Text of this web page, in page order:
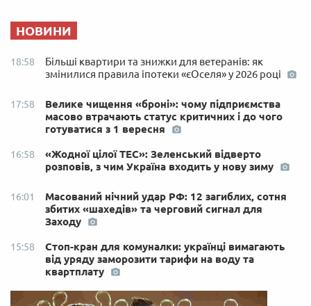
НОВИНИ
18:58
Більші квартири та знижки для ветеранів: як
змінилися правила іпотеки «єОселя» у 2026 році
17:58
Велике чищення «броні»: чому підприємства
масово втрачають статус критичних і до чого
готуватися з 1 вересня
16:58
«Жодної цілої ТЕС»: Зеленський відверто
розповів, з чим Україна входить у нову зиму
16:01
Масований нічний удар РФ: 12 загиблих, сотня
збитих «шахедів» та черговий сигнал для
Заходу
15:58
Стоп-кран для комуналки: українці вимагають
від уряду заморозити тарифи на воду та
квартплату